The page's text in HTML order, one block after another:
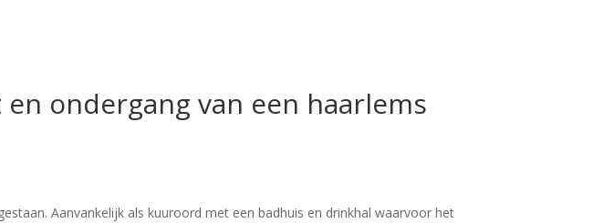
ondergang van een haarlems
Aanvankelijk als kuuroord met een badhuis en drinkhal waarvoor het